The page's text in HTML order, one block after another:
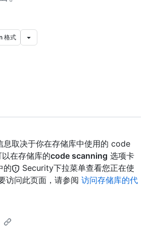
格式
息取决于你在存储库中使用的 code
在存储库的code scanning 选项卡
的
Security下拉菜单查看您正在使
访问此页面，请参阅 访问存储库的代